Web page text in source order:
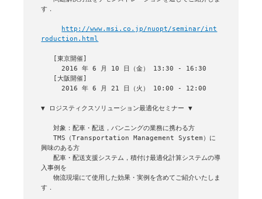
す．
http://www.msi.co.jp/nuopt/seminar/int
roduction.html
     2016 年 6 月 10 日（金） 13:30 - 16:30
     2016 年 6 月 21 日（火） 10:00 - 12:00
▼ ロジスティクスソリューション最適化セミナー ▼
   対象：配車・配送，バンニングの業務に携わる方
   TMS（Transportation Management System）に
興味のある方
   配車・配送支援システム，積付け最適化計算システムの導
入事例を
   物流現場にて使用した効果・実例を含めてご紹介いたしま
す．